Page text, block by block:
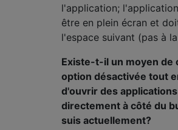
l'application;
être en plein écran et
l'espace suivant (pas à
Existe-t-il un moyen de
option désactivée tout
d'ouvrir des
directement à côté du
suis actuellement?